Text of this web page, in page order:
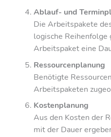
Ablauf- und
Die Arbeitspakete
logische Reihenfolge
Arbeitspaket eine
Ressourcenplanung
Benötigte
Arbeitspaketen
Kostenplanung
Aus den Kosten der
mit der Dauer